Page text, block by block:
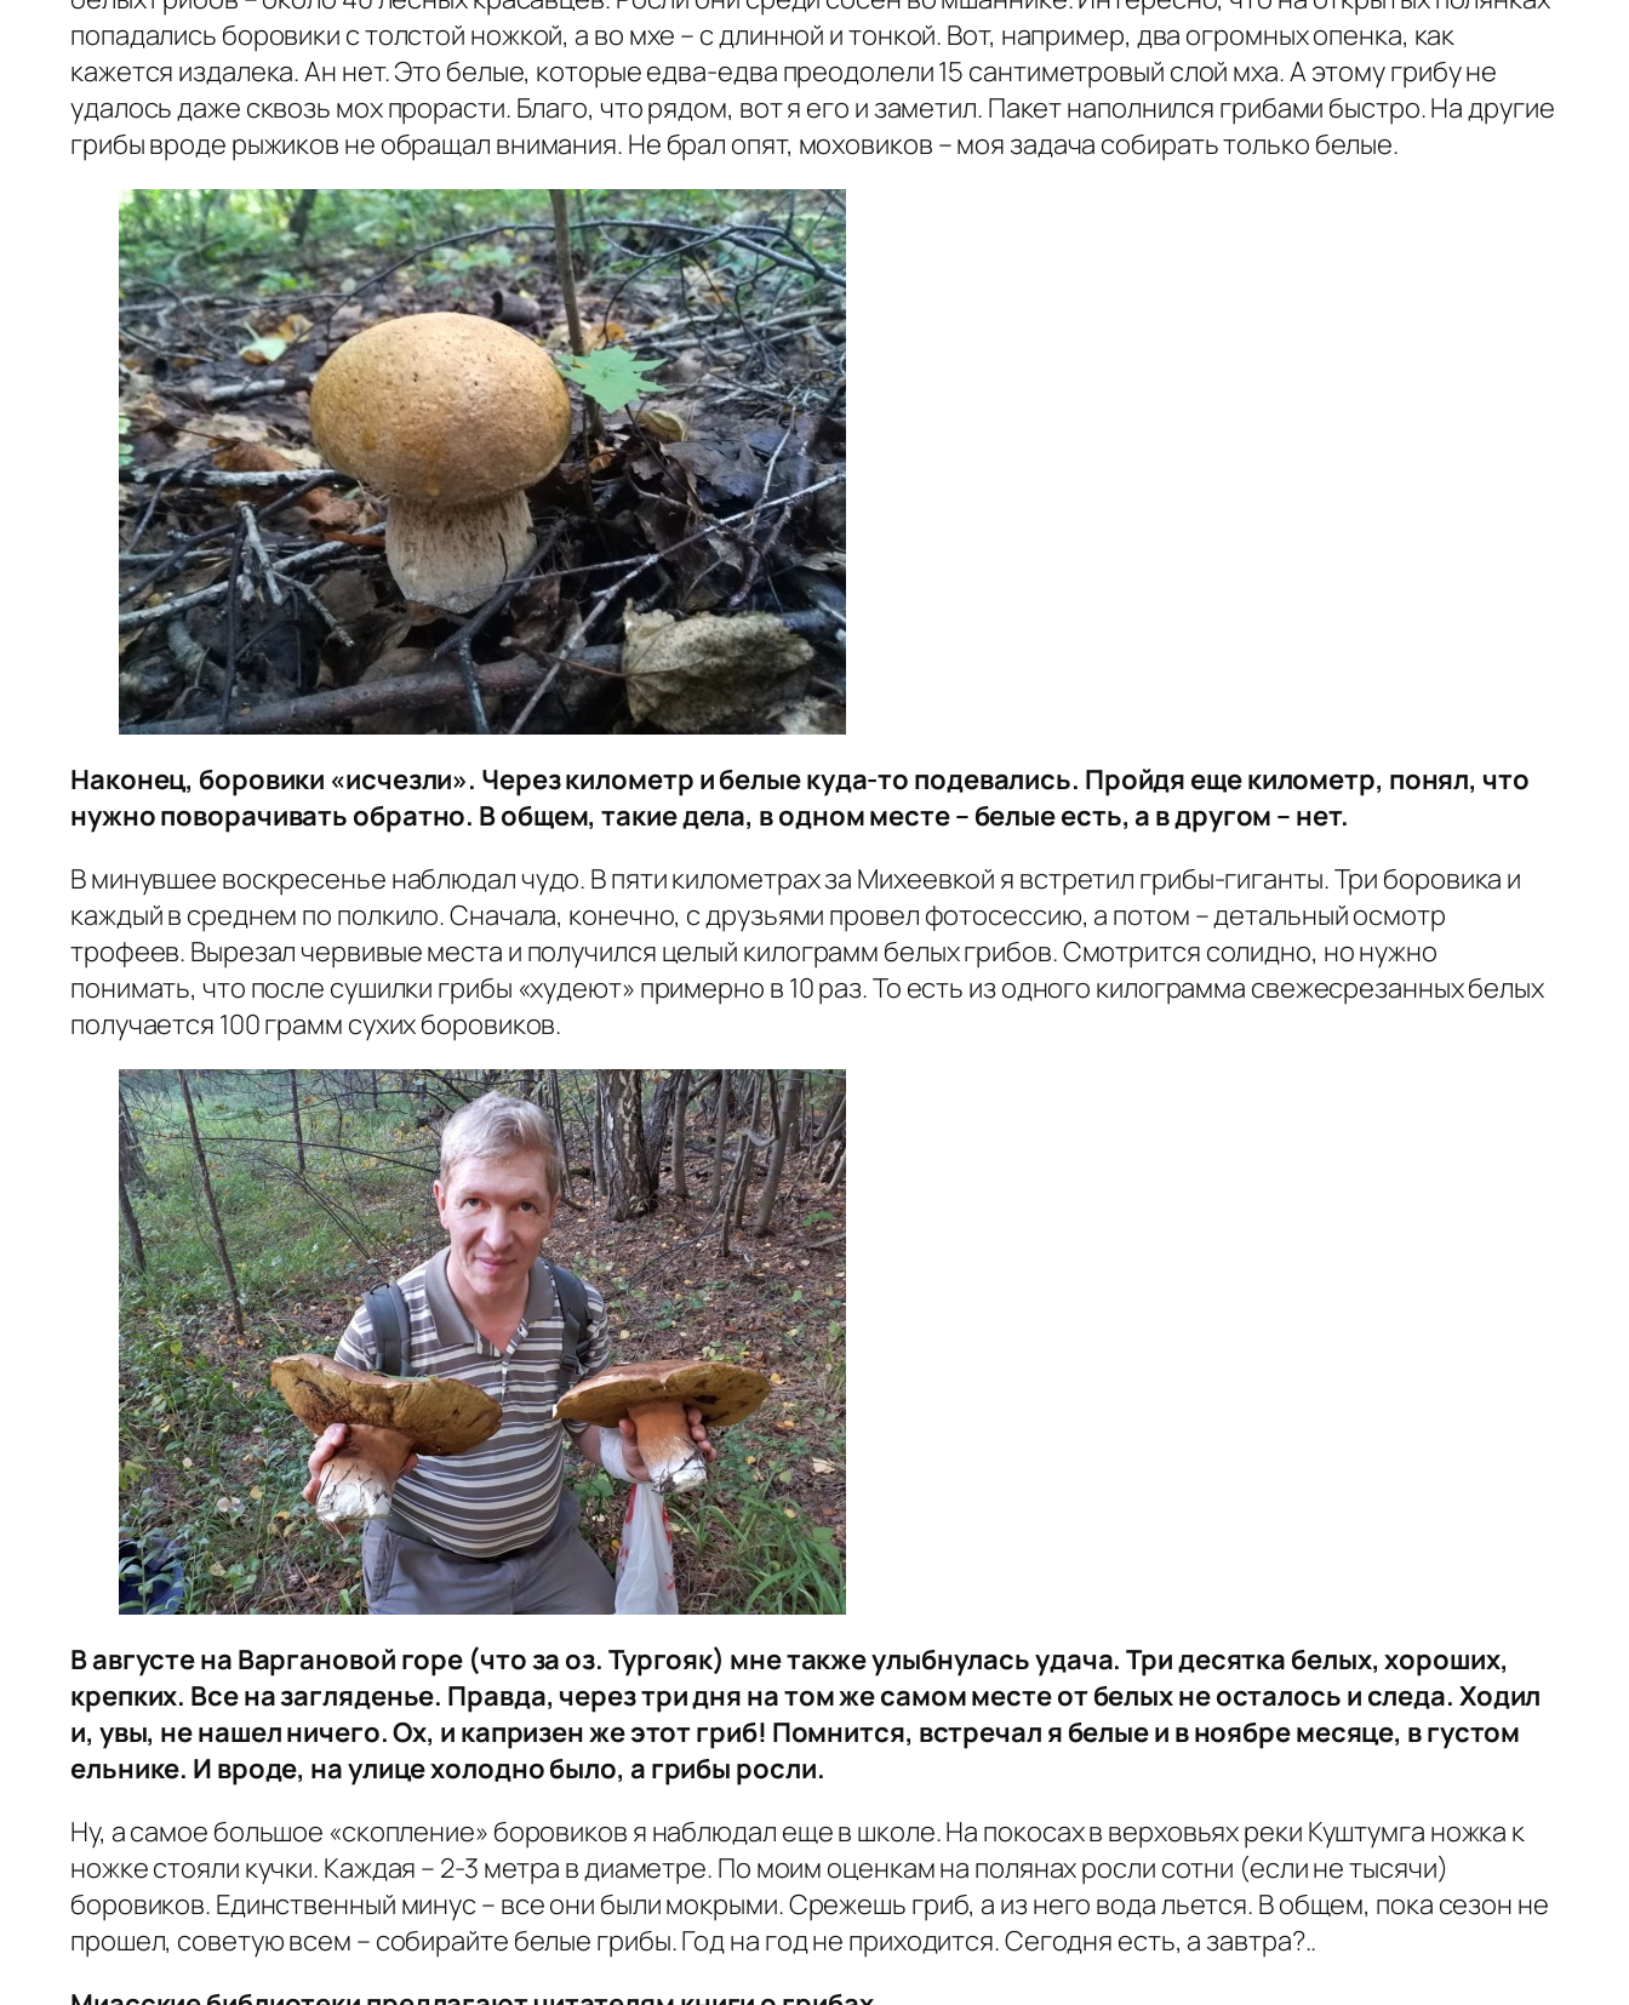
попадались боровики с толстой ножкой, а во мхе – с длинной и тонкой. Вот, например, два огромных опенка, как
кажется издалека. Ан нет. Это белые, которые едва-едва преодолели 15 сантиметровый слой мха. А этому грибу не
удалось даже сквозь мох прорасти. Благо, что рядом, вот я его и заметил. Пакет наполнился грибами быстро. На другие
грибы вроде рыжиков не обращал внимания. Не брал опят, моховиков – моя задача собирать только белые.
Наконец, боровики «исчезли». Через километр и белые куда-то подевались. Пройдя еще километр, понял, что
нужно поворачивать обратно. В общем, такие дела, в одном месте – белые есть, а в другом – нет.
В минувшее воскресенье наблюдал чудо. В пяти километрах за Михеевкой я встретил грибы-гиганты. Три боровика и
каждый в среднем по полкило. Сначала, конечно, с друзьями провел фотосессию, а потом – детальный осмотр
трофеев. Вырезал червивые места и получился целый килограмм белых грибов. Смотрится солидно, но нужно
понимать, что после сушилки грибы «худеют» примерно в 10 раз. То есть из одного килограмма свежесрезанных белых
получается 100 грамм сухих боровиков.
В августе на Варгановой горе (что за оз. Тургояк) мне также улыбнулась удача. Три десятка белых, хороших,
крепких. Все на загляденье. Правда, через три дня на том же самом месте от белых не осталось и следа. Ходил
и, увы, не нашел ничего. Ох, и капризен же этот гриб! Помнится, встречал я белые и в ноябре месяце, в густом
ельнике. И вроде, на улице холодно было, а грибы росли.
Ну, а самое большое «скопление» боровиков я наблюдал еще в школе. На покосах в верховьях реки Куштумга ножка к
ножке стояли кучки. Каждая – 2-3 метра в диаметре. По моим оценкам на полянах росли сотни (если не тысячи)
боровиков. Единственный минус – все они были мокрыми. Срежешь гриб, а из него вода льется. В общем, пока сезон не
прошел, советую всем – собирайте белые грибы. Год на год не приходится. Сегодня есть, а завтра?..